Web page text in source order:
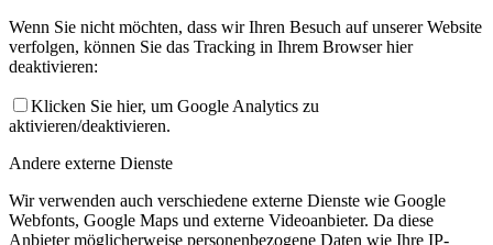
Wenn Sie nicht möchten, dass wir Ihren Besuch auf unserer Website
verfolgen, können Sie das Tracking in Ihrem Browser hier
deaktivieren:
Klicken Sie hier, um Google Analytics zu
aktivieren/deaktivieren.
Andere externe Dienste
Wir verwenden auch verschiedene externe Dienste wie Google
Webfonts, Google Maps und externe Videoanbieter. Da diese
Anbieter möglicherweise personenbezogene Daten wie Ihre IP-